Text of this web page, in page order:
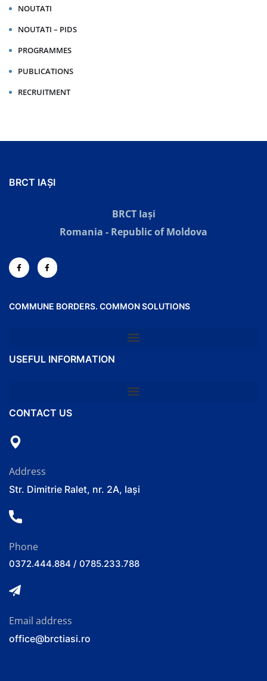
NOUTATI
NOUTATI – PIDS
PROGRAMMES
PUBLICATIONS
RECRUITMENT
BRCT IAȘI
BRCT Iași
Romania - Republic of Moldova
COMMUNE BORDERS. COMMON SOLUTIONS
USEFUL INFORMATION
CONTACT US
Address
Str. Dimitrie Ralet, nr. 2A, Iași
Phone
0372.444.884 / 0785.233.788
Email address
office@brctiasi.ro